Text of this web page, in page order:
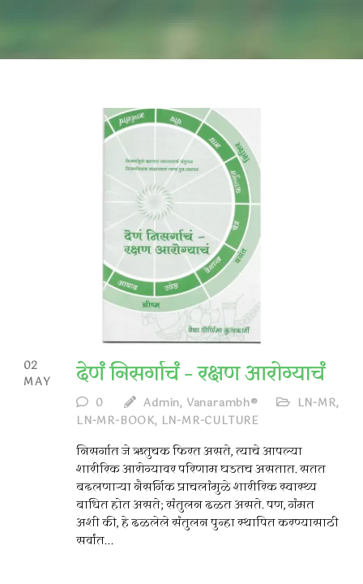
02
MAY
देणं निसर्गाचं – रक्षण आरोग्याचं
0 Admin, Vanarambh® LN-MR,
LN-MR-BOOK, LN-MR-CULTURE
निसर्गात जे ऋतुचक फिरत असते, त्याचे आपल्या
शारीरिक आरोग्यावर परिणाम घडतच असतात. सतत
बदलणाऱ्या नैसर्गिक प्राचलांमुळे शारीरिक स्वास्थ्य
बाधित होत असते; संतुलन ढळत असते. पण, गंमत
अशी की, हे ढळलेले संतुलन पुन्हा स्थापित करण्यासाठी
सर्वांत...